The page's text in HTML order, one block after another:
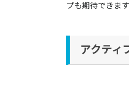
プも期待できます
アクティ